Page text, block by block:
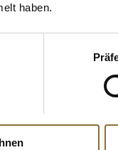
haben.